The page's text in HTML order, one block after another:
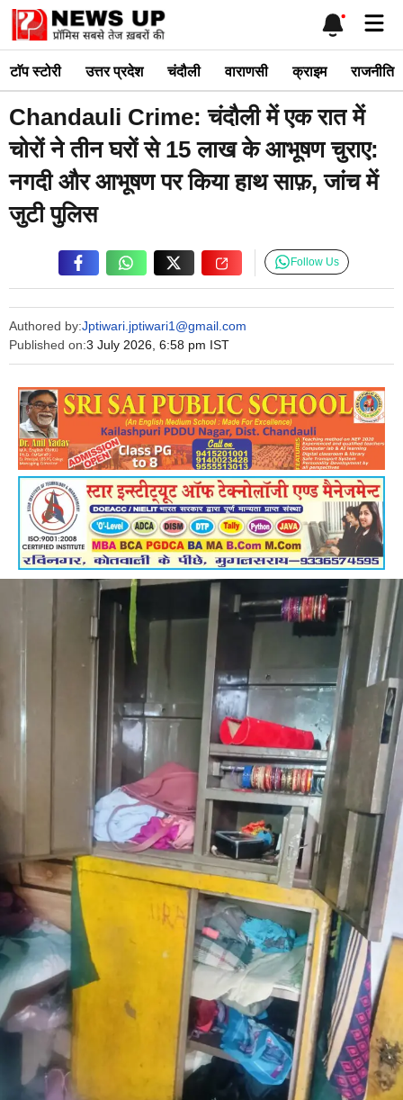
Skip
content
टाॅप स्टोरी उत्तर प्रदेश चंदौली वाराणसी क्राइम राजनीति
Chandauli Crime: चंदौली में एक रात में
चोरों ने तीन घरों से 15 लाख के आभूषण चुराए:
नगदी और आभूषण पर किया हाथ साफ़, जांच में
जुटी पुलिस
Authored by:Jptiwari.jptiwari1@gmail.com
Published on:3 July 2026, 6:58 pm IST
Follow Us